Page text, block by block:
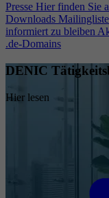
Presse Hier finden Sie
Downloads
informiert zu bleiben
.de-Domains
DENIC
Hier lesen